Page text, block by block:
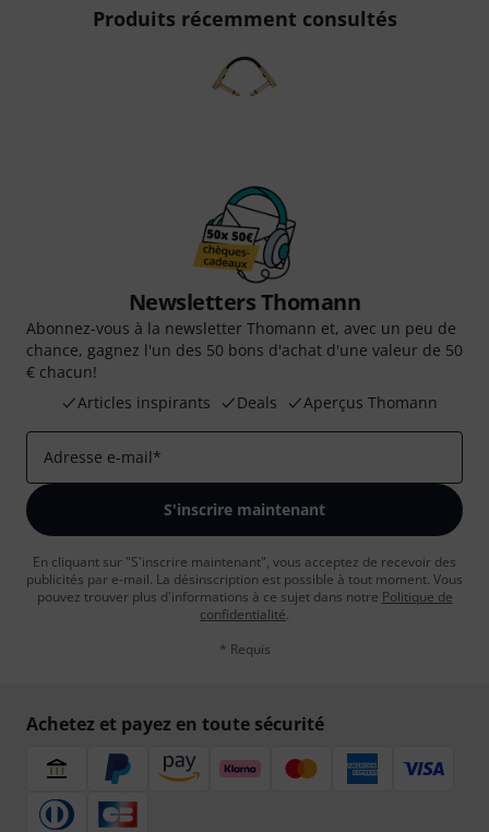
Produits récemment consultés
Newsletters Thomann
Abonnez-vous à la newsletter Thomann et, avec un peu de
chance, gagnez l'un des 50 bons d'achat d'une valeur de 50
€ chacun!
Articles inspirants
Deals Aperçus Thomann
Adresse e-mail*
S'inscrire maintenant
En cliquant sur "S'inscrire maintenant", vous acceptez de recevoir des
publicités par e-mail. La désinscription est possible à tout moment. Vous
pouvez trouver plus d'informations à ce sujet dans notre Politique de
confidentialité.
* Requis
Achetez et payez en toute sécurité